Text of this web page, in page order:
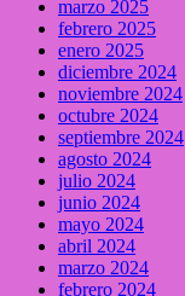
marzo 2025
febrero 2025
enero 2025
diciembre 2024
noviembre 2024
octubre 2024
septiembre 2024
agosto 2024
julio 2024
junio 2024
mayo 2024
abril 2024
marzo 2024
febrero 2024